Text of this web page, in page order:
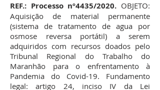
REF.: Processo nº4435/2020. OBJETO:
Aquisição de material permanente
(sistema de tratamento de agua por
osmose reversa portátil) a serem
adquiridos com recursos doados pelo
Tribunal Regional do Trabalho do
Maranhão para o enfrentamento à
Pandemia do Covid-19. Fundamento
legal: artigo 24, inciso IV da Lei